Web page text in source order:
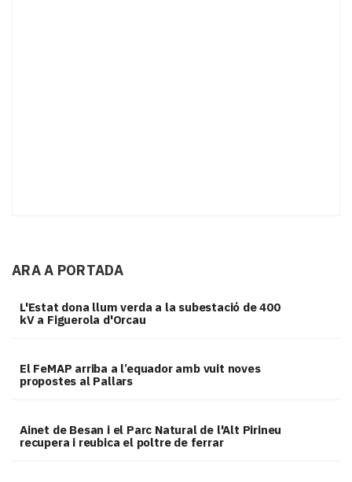
ARA A PORTADA
L'Estat dona llum verda a la subestació de 400
kV a Figuerola d'Orcau
El FeMAP arriba a l’equador amb vuit noves
propostes al Pallars
Ainet de Besan i el Parc Natural de l'Alt Pirineu
recupera i reubica el poltre de ferrar